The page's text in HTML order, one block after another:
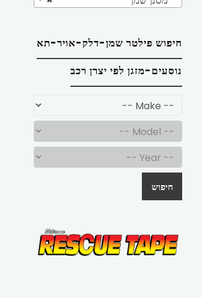
חיפוש פילטר שמן-דלק-אויר-תא
נוסעים-מזגן לפי יצרן רכב
חיפוש